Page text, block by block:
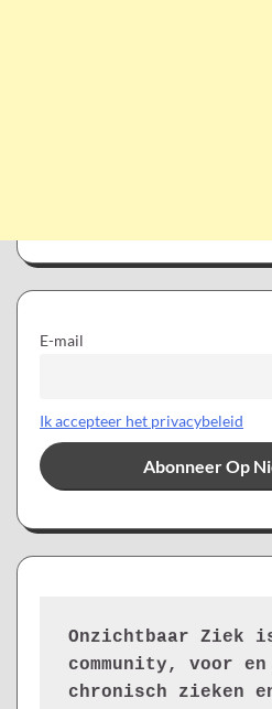
E-mail
Ik accepteer het privacybeleid
Onzichtbaar Ziek
community, voor
chronisch zieken